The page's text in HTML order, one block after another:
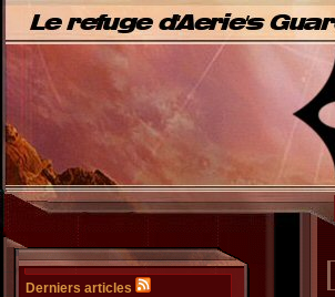
Derniers articles